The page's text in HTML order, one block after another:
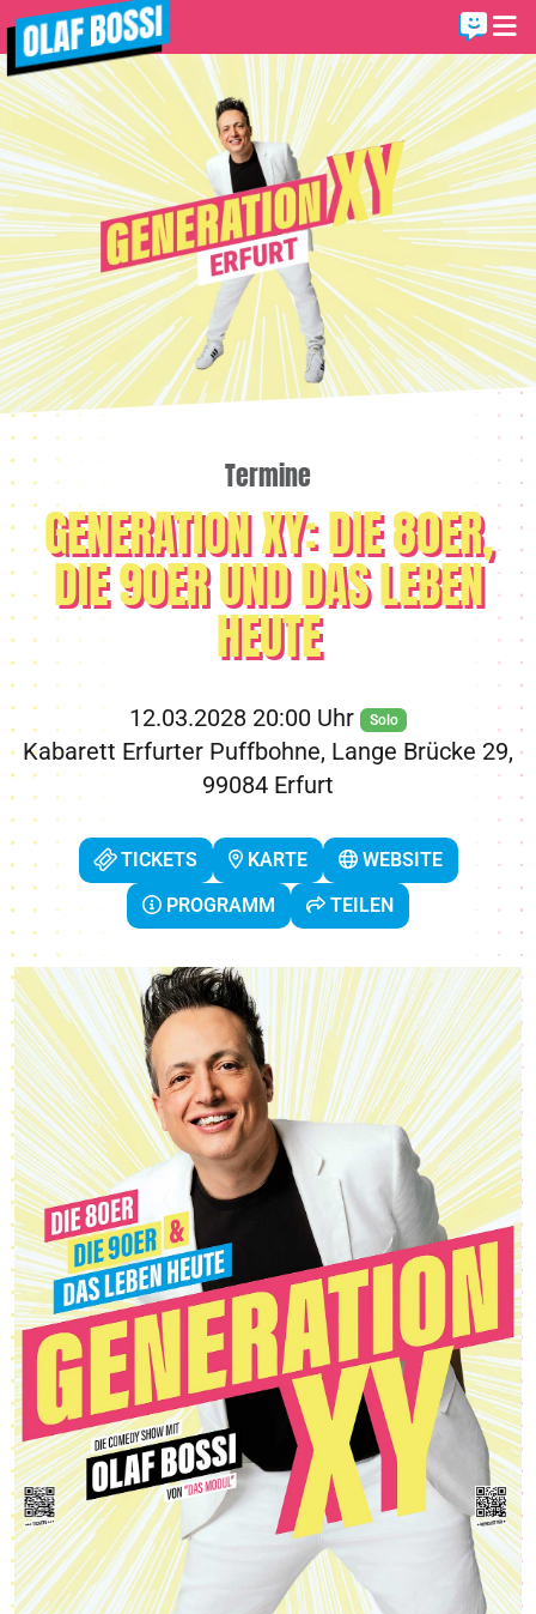
Termine
GENERATION XY: DIE 80ER,
DIE 90ER UND DAS LEBEN
HEUTE
12.03.2028 20:00 Uhr Solo
Kabarett Erfurter Puffbohne, Lange Brücke 29,
99084 Erfurt
TICKETS KARTE
WEBSITE
PROGRAMM
TEILEN